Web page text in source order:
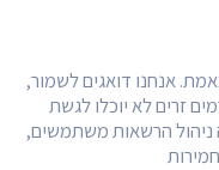
אנחנו דואגים לשמור,
זרים לא יוכלו לגשת
הרשאות משתמשים,